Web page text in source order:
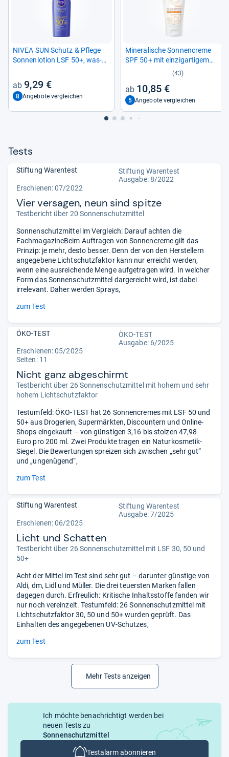
NIVEA SUN Schutz & Pflege
Son­nen­lo­tion LSF 50+, was­
Vit­amin C & Hyalu­ron, schnell
ein­zie­hende Son­nen­creme für
48h Feuch­tig­keit ohne weiße
9,29 €
8 Angebote vergleichen
Mine­ra­li­sche Son­nen­creme
SPF 50+ mit ein­zig­ar­ti­gem
(43)
10,85 €
5 Angebote vergleichen
Tests
Stiftung Warentest
Stiftung Warentest
Ausgabe: 8/2022
Erschienen: 07/2022
Vier versagen, neun sind spitze
Testbericht über 20 Sonnenschutzmittel
Sonnenschutzmittel im Vergleich: Darauf achten die
FachmagazineBeim Auftragen von Sonnencreme gilt das
Prinzip: je mehr, desto besser. Denn der von den Herstellern
angegebene Lichtschutzfaktor kann nur erreicht werden,
wenn eine ausreichende Menge aufgetragen wird. In welcher
Form das Sonnenschutzmittel dargereicht wird, ist dabei
irrelevant. Daher werden Sprays,
zum Test
ÖKO-TEST
ÖKO-TEST
Ausgabe: 6/2025
Erschienen: 05/2025
Seiten: 11
Nicht ganz abgeschirmt
Testbericht über 26 Sonnenschutzmittel mit hohem und sehr
hohem Lichtschutzfaktor
Testumfeld: ÖKO-TEST hat 26 Sonnencremes mit LSF 50 und
50+ aus Drogerien, Supermärkten, Discountern und Online-
Shops eingekauft – von günstigen 3,16 bis stolzen 47,98
Euro pro 200 ml. Zwei Produkte tragen ein Naturkosmetik-
Siegel. Die Bewertungen spreizen sich zwischen „sehr gut“
und „ungenügend“,
zum Test
Stiftung Warentest
Stiftung Warentest
Ausgabe: 7/2025
Erschienen: 06/2025
Licht und Schatten
Testbericht über 26 Sonnenschutzmittel mit LSF 30, 50 und
50+
Acht der Mittel im Test sind sehr gut – darunter günstige von
Aldi, dm, Lidl und Müller. Die drei teuersten Marken fallen
dagegen durch. Erfreulich: Kritische Inhaltsstoffe fanden wir
nur noch vereinzelt. Testumfeld: 26 Sonnenschutzmittel mit
Lichtschutzfaktor 30, 50 und 50+ wurden geprüft. Das
Einhalten des angegebenen UV-Schutzes,
zum Test
Mehr Tests anzeigen
Ich möchte benachrichtigt werden bei
neuen Tests zu
Sonnenschutzmittel
Testalarm abonnieren